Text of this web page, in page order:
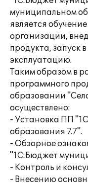
муниципальном
является
организации,
продукта, запуск
эксплуатацию.
Таким образом в
программного
образовании
осуществлено:
- Установка ПП
образования 7.7".
- Обзорное
"1С:Бюджет
- Контроль и
- Внесению